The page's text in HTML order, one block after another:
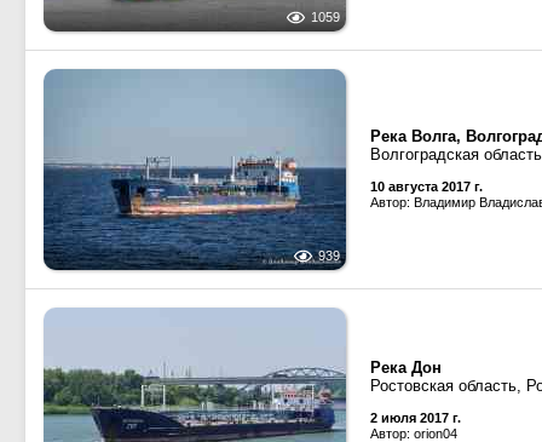
1059
939
Река Волга,
Волгоградская область
10 августа 2017 г.
Автор: Владимир
Река Дон
Ростовская область,
2 июля 2017 г.
Автор: orion04